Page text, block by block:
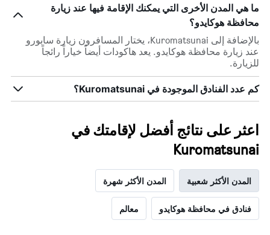
ما هي المدن الأخرى التي يمكنك الإقامة فيها عند زيارة
محافظة هوكايدو؟
بالإضافة إلى Kuromatsunai، يختار المسافرون زيارة سابورو
عند زيارة محافظة هوكايدو. يعد هاكودات أيضاً خياراً رائجاً
للزيارة.
كم عدد الفنادق الموجودة في Kuromatsunai؟
اعثر على نتائج أفضل لإقامتك في
Kuromatsunai
المدن الأكثر شعبية المدن الأكثر شهرة
فنادق في محافظة هوكايدو معالم